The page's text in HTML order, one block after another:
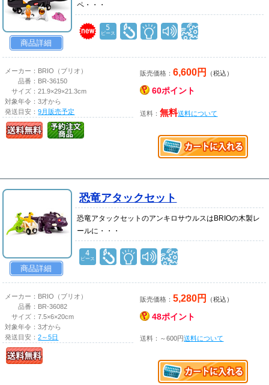
商品詳細
ペ・・・
5
ピース
メーカー： BRIO（ブリオ）
品番： BR-36150
サイズ：21.9×29×21.3cm
対象年令：3才から
発送目安：9月販売予定
販売価格：6,600円 （税込）
60ポイント
送料：無料送料について
商品詳細
恐竜アタックセット
恐竜アタックセットのアンキロサウルスはBRIOの木製レ
ールに・・・
4
ピース
メーカー： BRIO（ブリオ）
品番： BR-36082
サイズ：7.5×6×20cm
対象年令：3才から
発送目安：2～5日
販売価格：5,280円 （税込）
48ポイント
送料：～600円送料について